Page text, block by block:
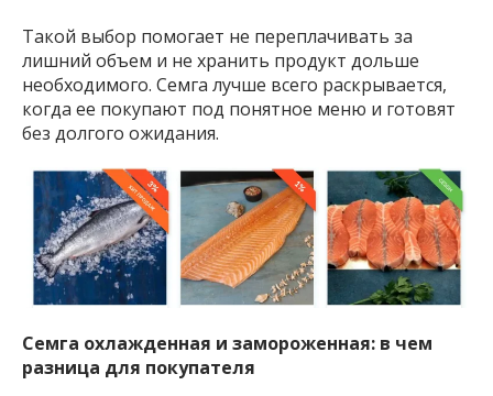
Такой выбор помогает не переплачивать за
лишний объем и не хранить продукт дольше
необходимого. Семга лучше всего раскрывается,
когда ее покупают под понятное меню и готовят
без долгого ожидания.
Семга охлажденная и замороженная: в чем
разница для покупателя